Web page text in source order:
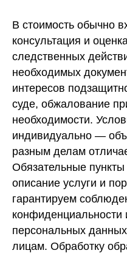
В стоимость обычно
консультация и
следственных
необходимых
интересов
суде, обжалование
необходимости.
индивидуально —
разным делам
Обязательные
описание услуги и
гарантируем
конфиденциальности
персональных
лицам. Обработку